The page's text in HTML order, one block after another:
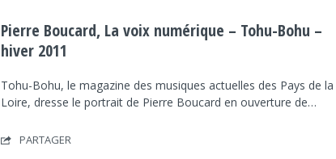
TREMPOLINO
Pierre Boucard, La voix numérique – Tohu-Bohu –
hiver 2011
Tohu-Bohu, le magazine des musiques actuelles des Pays de la
Loire, dresse le portrait de Pierre Boucard en ouverture de…
PARTAGER